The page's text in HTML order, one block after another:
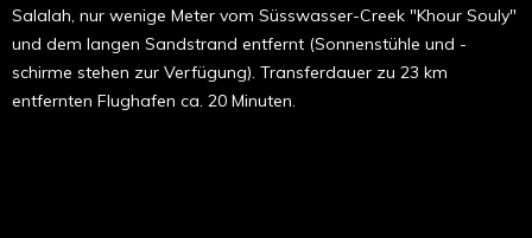
Salalah, nur wenige Meter vom Süsswasser-Creek "Khour Souly"
und dem langen Sandstrand entfernt (Sonnenstühle und -
schirme stehen zur Verfügung). Transferdauer zu 23 km
entfernten Flughafen ca. 20 Minuten.